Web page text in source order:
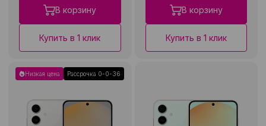
В корзину
Купить в 1 клик
В корзину
Купить в 1 клик
Низкая цена Рассрочка 0-0-36